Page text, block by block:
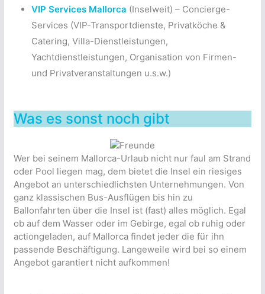
VIP Services Mallorca (Inselweit) – Concierge-
Services (VIP-Transportdienste, Privatköche &
Catering, Villa-Dienstleistungen,
Yachtdienstleistungen, Organisation von Firmen-
und Privatveranstaltungen u.s.w.)
Was es sonst noch gibt
Wer bei seinem Mallorca-Urlaub nicht nur faul am Strand
oder Pool liegen mag, dem bietet die Insel ein riesiges
Angebot an unterschiedlichsten Unternehmungen. Von
ganz klassischen Bus-Ausflügen bis hin zu
Ballonfahrten über die Insel ist (fast) alles möglich. Egal
ob auf dem Wasser oder im Gebirge, egal ob ruhig oder
actiongeladen, auf Mallorca findet jeder die für ihn
passende Beschäftigung. Langeweile wird bei so einem
Angebot garantiert nicht aufkommen!